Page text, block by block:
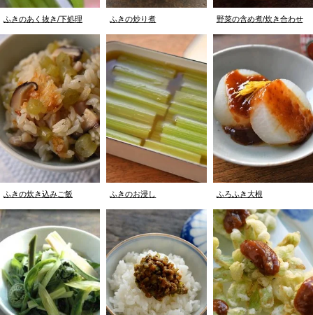
ふきのあく抜き/下処理 ふきの炒り煮 野菜の含め煮/炊き合わせ
ふきの炊き込みご飯 ふきのお浸し ふろふき大根